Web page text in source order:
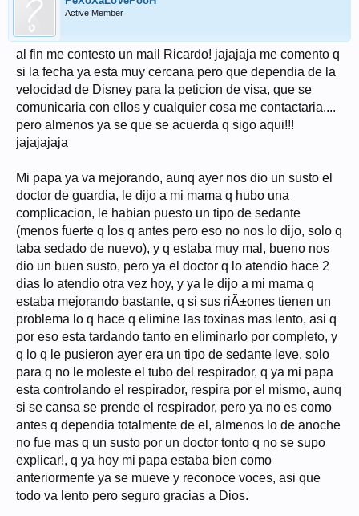
Active Member
al fin me contesto un mail Ricardo! jajajaja me comento q
si la fecha ya esta muy cercana pero que dependia de la
velocidad de Disney para la peticion de visa, que se
comunicaria con ellos y cualquier cosa me contactaria....
pero almenos ya se que se acuerda q sigo aqui!!!
jajajajaja
Mi papa ya va mejorando, aunq ayer nos dio un susto el
doctor de guardia, le dijo a mi mama q hubo una
complicacion, le habian puesto un tipo de sedante
(menos fuerte q los q antes pero eso no nos lo dijo, solo q
taba sedado de nuevo), y q estaba muy mal, bueno nos
dio un buen susto, pero ya el doctor q lo atendio hace 2
dias lo atendio otra vez hoy, y ya le dijo a mi mama q
estaba mejorando bastante, q si sus riÃ±ones tienen un
problema lo q hace q elimine las toxinas mas lento, asi q
por eso esta tardando tanto en eliminarlo por completo, y
q lo q le pusieron ayer era un tipo de sedante leve, solo
para q no le moleste el tubo del respirador, q ya mi papa
esta controlando el respirador, respira por el mismo, aunq
si se cansa se prende el respirador, pero ya no es como
antes q dependia totalmente de el, almenos lo de anoche
no fue mas q un susto por un doctor tonto q no se supo
explicar!, q ya hoy mi papa estaba bien como
anteriormente ya se mueve y reconoce voces, asi que
todo va lento pero seguro gracias a Dios.